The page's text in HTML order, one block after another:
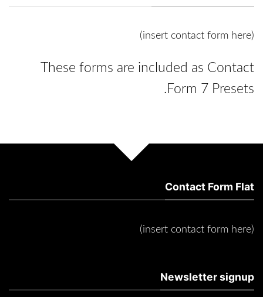
(insert contact form here)
These forms are included as Contact
Form 7 Presets.
Contact Form Flat
(insert contact form here)
Newsletter signup